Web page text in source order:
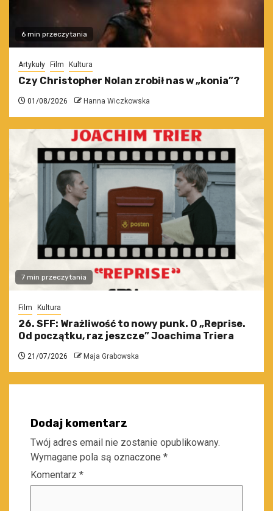
6 min przeczytania
Artykuły Film Kultura
Czy Christopher Nolan zrobił nas w „konia”?
01/08/2026 Hanna Wiczkowska
7 min przeczytania
Film Kultura
26. SFF: Wrażliwość to nowy punk. O „Reprise.
Od początku, raz jeszcze” Joachima Triera
21/07/2026 Maja Grabowska
Dodaj komentarz
Twój adres email nie zostanie opublikowany.
Wymagane pola są oznaczone *
Komentarz *